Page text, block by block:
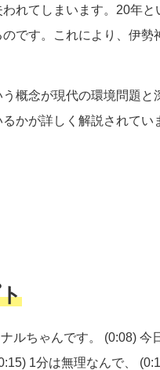
れてしまいます。20年
です。これにより、伊
概念が現代の環境問題
かが詳しく解説されて
ルちゃんです。 (0:08) 今
1分は無理なんで、